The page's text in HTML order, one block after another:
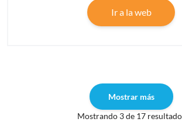
Ir a la web
Mostrar más
Mostrando 3 de 17